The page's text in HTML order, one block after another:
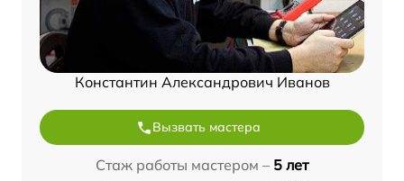
Константин Александрович Иванов
Вызвать мастера
Стаж работы мастером – 5 лет